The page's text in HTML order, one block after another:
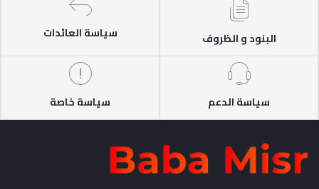
البنود و الظروف سياسة العائدات
سياسة الدعم سياسة خاصة